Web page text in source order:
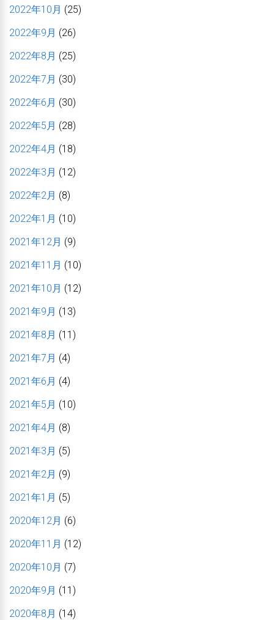
2022年10月 (25)
2022年9月 (26)
2022年8月 (25)
2022年7月 (30)
2022年6月 (30)
2022年5月 (28)
2022年4月 (18)
2022年3月 (12)
2022年2月 (8)
2022年1月 (10)
2021年12月 (9)
2021年11月 (10)
2021年10月 (12)
2021年9月 (13)
2021年8月 (11)
2021年7月 (4)
2021年6月 (4)
2021年5月 (10)
2021年4月 (8)
2021年3月 (5)
2021年2月 (9)
2021年1月 (5)
2020年12月 (6)
2020年11月 (12)
2020年10月 (7)
2020年9月 (11)
2020年8月 (14)